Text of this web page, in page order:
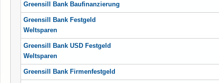
Greensill Bank Baufinanzierung
Greensill Bank Festgeld
Weltsparen
Greensill Bank USD Festgeld
Weltsparen
Greensill Bank Firmenfestgeld